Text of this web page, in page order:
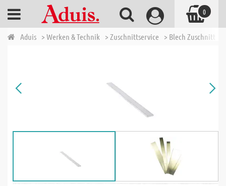
Aduis > Werken & Technik > Zuschnittservice > Blech Zuschnitt
0